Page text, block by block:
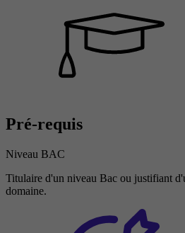
Pré-requis
Niveau BAC
Titulaire d'un niveau Bac ou justifiant
domaine.